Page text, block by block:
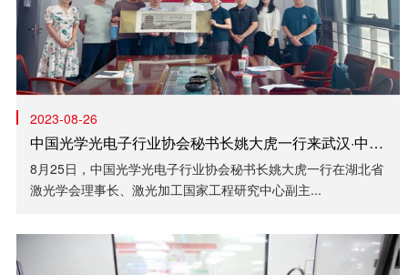
2023-08-26
中国光学光电子行业协会秘书长姚大虎一行来武汉·中国光谷进行工作调研
8月25日，中国光学光电子行业协会秘书长姚大虎一行在湖北省
激光学会理事长、激光加工国家工程研究中心副主...